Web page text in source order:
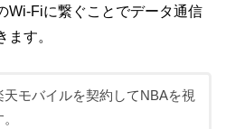
Wi-Fiに繋ぐことでデータ通信
す。
天モバイルを契約してNBAを視